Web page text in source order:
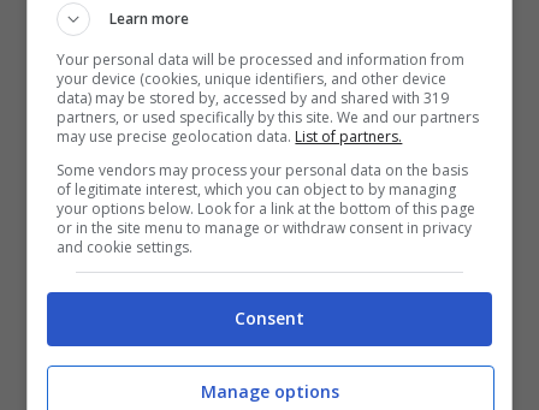
possesso e il fischio finale sanciva la
necessità di fare ricorso ai rigori. Ancora una
volta i tiri dai sette metri si rivelavano fatali
per i rossoblù, che uscivano comunque dal
campo tra i convinti applausi del pubblico.
Non manca qualche nota dirammariconelle
parole del tecnico fondanoGiacinto De
: “Abbiamo disputato una buona gara,
di certo la migliore negli ultimi due mesi;
l’avevamo preparata bene, consci della forza
Learn more
Your personal data will be processed and information from
your device (cookies, unique identifiers, and other device
data) may be stored by, accessed by and shared with 319
partners, or used specifically by this site. We and our partners
may use precise geolocation data. List of partners.
Some vendors may process your personal data on the basis
of legitimate interest, which you can object to by managing
your options below. Look for a link at the bottom of this page
or in the site menu to manage or withdraw consent in privacy
and cookie settings.
Consent
Manage options